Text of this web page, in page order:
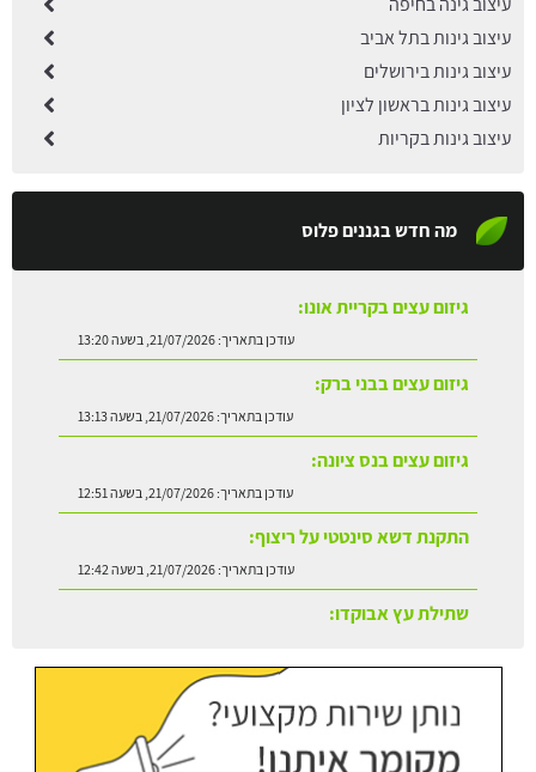
עיצוב גינות בתל אביב
עיצוב גינות בירושלים
עיצוב גינות בראשון לציון
עיצוב גינות בקריות
מה חדש בגננים פלוס
גיזום עצים בקריית אונו:
עודכן בתאריך:21/07/2026, בשעה 13:20
גיזום עצים בבני ברק:
עודכן בתאריך:21/07/2026, בשעה 13:13
גיזום עצים בנס ציונה:
עודכן בתאריך:21/07/2026, בשעה 12:51
התקנת דשא סינטטי על ריצוף:
עודכן בתאריך:21/07/2026, בשעה 12:42
שתילת עץ אבוקדו: